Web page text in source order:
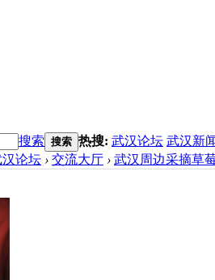
搜索 搜索 热搜: 武汉论坛 武汉新
汉论坛 › 交流大厅 › 武汉周边采摘草